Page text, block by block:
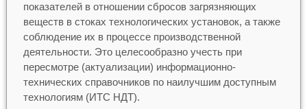
показателей в отношении сбросов загрязняющих
веществ в стоках технологических установок, а также
соблюдение их в процессе производственной
деятельности. Это целесообразно учесть при
пересмотре (актуализации) информационно-
технических справочников по наилучшим доступным
технологиям (ИТС НДТ).